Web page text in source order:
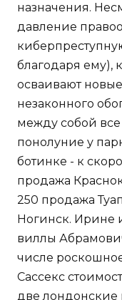
назначения.
давление
благодаря ему),
осваивают
незаконного
между собой
понолуние у
ботинке - к
продажа
250 продажа
Ногинск. Ирине
виллы
числе
Сассекс
две лондонские